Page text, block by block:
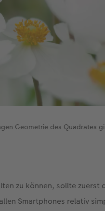
Geometrie des Quadrates
zu können, sollte zuerst
Smartphones relativ